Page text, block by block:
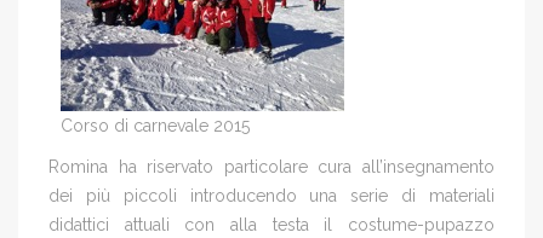
Corso di carnevale 2015
Romina ha riservato particolare cura all’insegnamento
dei più piccoli introducendo una serie di materiali
didattici attuali con alla testa il costume-pupazzo